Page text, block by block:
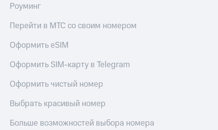
Роуминг
Перейти в МТС со своим номером
Оформить eSIM
Оформить SIM-карту в Telegram
Оформить чистый номер
Выбрать красивый номер
Больше возможностей выбора номера